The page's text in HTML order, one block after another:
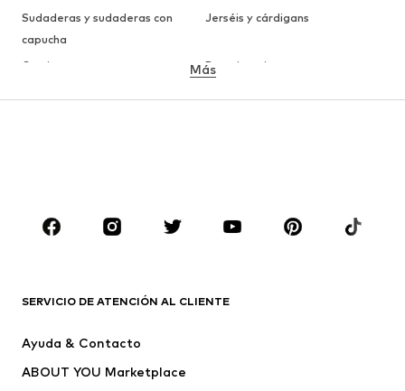
Sudaderas y sudaderas con
capucha
Jerséis y cárdigans
Camisetas
Ropa interior
ROPA
Camisetas
Jeans
Pantalones
Más
SERVICIO DE ATENCIÓN AL CLIENTE
Ayuda & Contacto
ABOUT YOU Marketplace